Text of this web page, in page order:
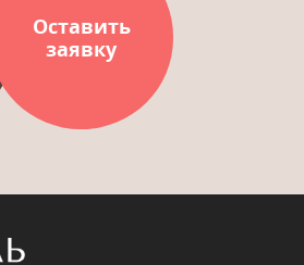
Оставить
заявку